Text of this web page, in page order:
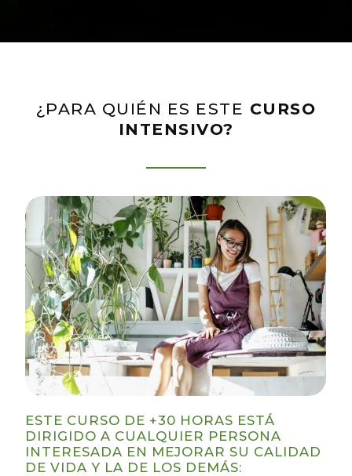
¿PARA QUIÉN ES ESTE CURSO
INTENSIVO?
ESTE CURSO DE +30 HORAS ESTÁ
DIRIGIDO A CUALQUIER PERSONA
INTERESADA EN MEJORAR SU CALIDAD
DE VIDA Y LA DE LOS DEMÁS: